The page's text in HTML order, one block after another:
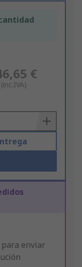
€
(inc.IVA)
para enviar